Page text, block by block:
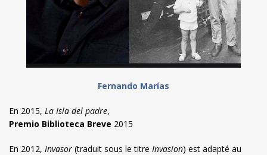
Fernando Marías
En 2015, La Isla del padre,
Premio Biblioteca Breve 2015
En 2012, Invasor (traduit sous le titre Invasion) est adapté au